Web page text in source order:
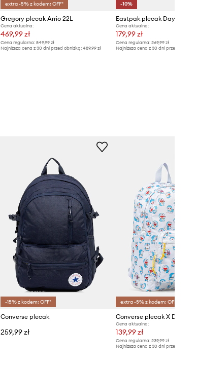
extra -5% z kodem: OFF*
Gregory plecak Arrio 22L
Cena aktualna:
469,99 zł
Cena regularna:549,99 zł
Najniższa cena z 30 dni przed obniżką:489,99 zł
-10%
Eastpak plecak Day Pak'R
Cena aktualna:
179,99 zł
Cena regularna: 269,99 zł
Najniższa cena z 30 dni przed obniżką:
-15% z kodem: OFF*
Converse plecak
259,99 zł
extra -5% z kodem: OFF*
Cena aktualna:
139,99 zł
Cena regularna: 239,99 zł
Najniższa cena z 30 dni przed obniżką: